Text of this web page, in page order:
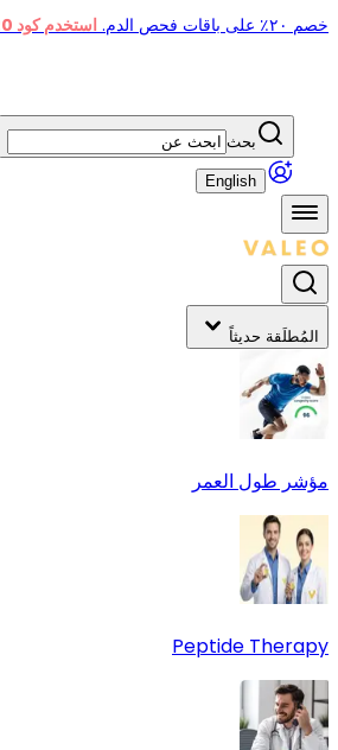
خصم ٢٠٪ على باقات فحص الدم. استخدم كود VALEO20
بحث
English
المُطلَقة حديثاً
مؤشر طول العمر
Peptide Therapy